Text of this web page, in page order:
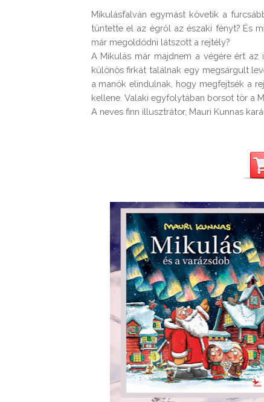
Mikulásfalván egymást követik a
tüntette el az égről az északi fényt? És
már megoldódni látszott a rejtély?
A Mikulás már majdnem a végére ért az
különös firkát találnak egy megsárgult
a manók elindulnak, hogy megfejtsék a
kellene. Valaki egyfolytában borsot tör a